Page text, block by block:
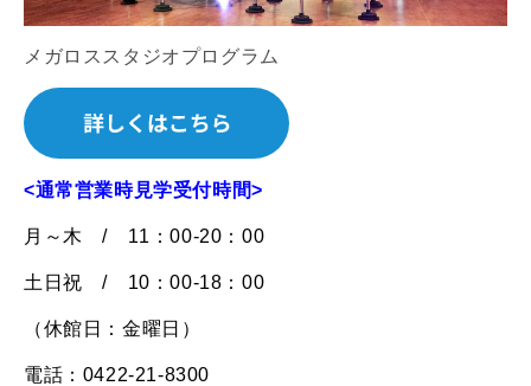
メガロススタジオプログラム
<通常営業時見学受付時間>
月～木 / 11：00-20：00
土日祝 / 10：00-18：00
（休館日：金曜日）
電話：0422-21-8300